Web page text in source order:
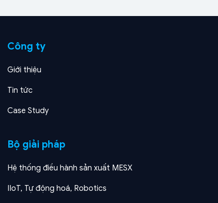
Công ty
Giới thiệu
Tin tức
Case Study
Bộ giải pháp
Hệ thống điều hành sản xuất MESX
IIoT, Tự động hoá, Robotics